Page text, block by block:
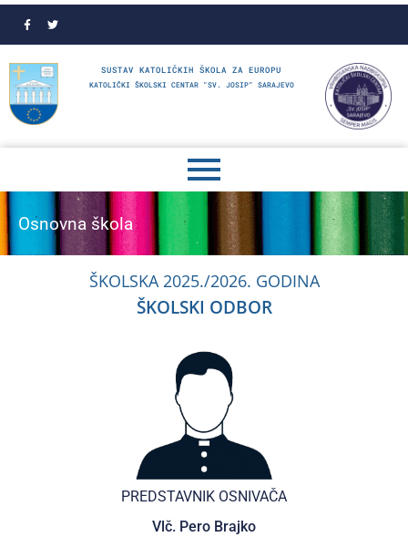
SUSTAV KATOLIČKIH ŠKOLA ZA EUROPU
KATOLIČKI ŠKOLSKI CENTAR "SV. JOSIP" SARAJEVO
Osnovna škola
ŠKOLSKA 2025./2026. GODINA
ŠKOLSKI ODBOR
Vlč. Pero Brajko
PREDSTAVNIK OSNIVAČA